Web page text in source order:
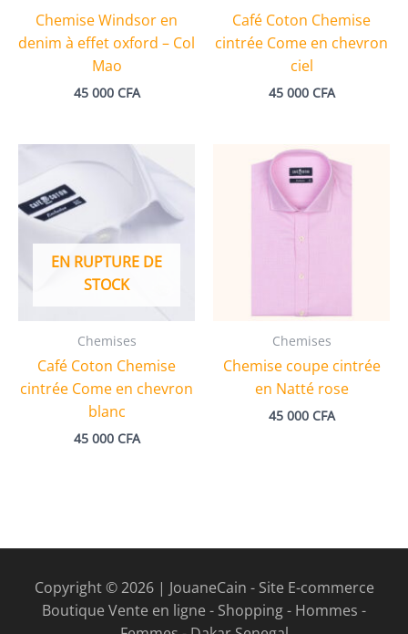
Chemise Windsor en
denim à effet oxford – Col
Mao
45 000 CFA
Café Coton Chemise
cintrée Come en chevron
ciel
45 000 CFA
EN RUPTURE DE
STOCK
Chemises
Café Coton Chemise
cintrée Come en chevron
blanc
45 000 CFA
Chemises
Chemise coupe cintrée
en Natté rose
45 000 CFA
Copyright © 2026 | JouaneCain - Site E-commerce
Boutique Vente en ligne - Shopping - Hommes -